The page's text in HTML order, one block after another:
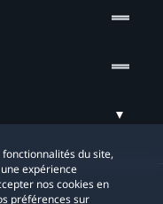
du site,
expérience
nos cookies en
préférences sur